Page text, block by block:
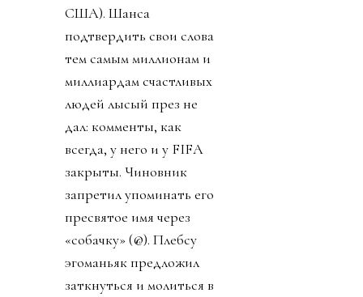
США). Шанса
подтвердить свои слова
тем самым миллионам и
миллиардам счастливых
людей лысый през не
дал: комменты, как
всегда, у него и у FIFA
закрыты. Чиновник
запретил упоминать его
пресвятое имя через
«собачку» (@). Плебсу
эгоманьяк предложил
заткнуться и молиться в